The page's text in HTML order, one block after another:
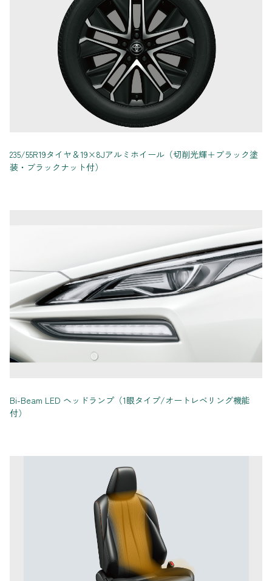
235/55R19タイヤ＆19×8Jアルミホイール（切削光輝＋ブラック塗
装・ブラックナット付）
Bi-Beam LED ヘッドランプ（1眼タイプ/オートレベリング機能
付）